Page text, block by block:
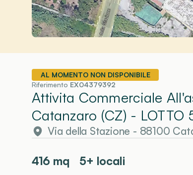
AL MOMENTO NON DISPONIBILE
Riferimento EX04379392
Attivita Commerciale
Catanzaro (CZ) - LOTTO
Via della Stazione - 88100
416 mq 5+ locali